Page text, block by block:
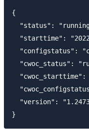
{
"status":
"starttime":
"configstatus":
"cwoc_status":
"cwoc_starttime":
"version":